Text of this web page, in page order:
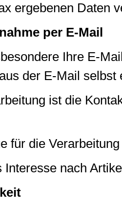
ergebenen Daten
per E-Mail
Ihre E-
der E-Mail selbst
ist die
für die
Interesse nach